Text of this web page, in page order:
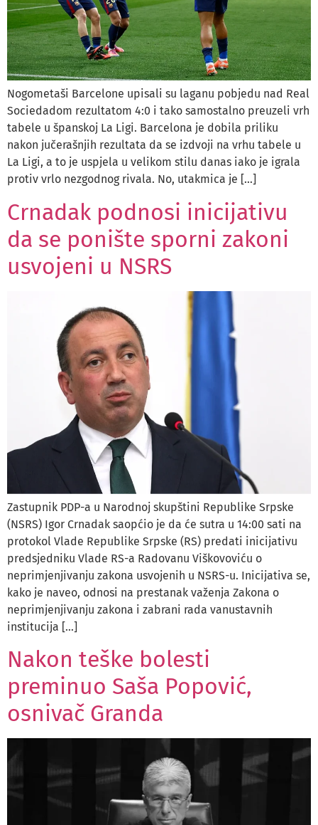
Nogometaši Barcelone upisali su laganu pobjedu nad Real
Sociedadom rezultatom 4:0 i tako samostalno preuzeli vrh
tabele u španskoj La Ligi. Barcelona je dobila priliku
nakon jučerašnjih rezultata da se izdvoji na vrhu tabele u
La Ligi, a to je uspjela u velikom stilu danas iako je igrala
protiv vrlo nezgodnog rivala. No, utakmica je […]
Crnadak podnosi inicijativu
da se ponište sporni zakoni
usvojeni u NSRS
Zastupnik PDP-a u Narodnoj skupštini Republike Srpske
(NSRS) Igor Crnadak saopćio je da će sutra u 14:00 sati na
protokol Vlade Republike Srpske (RS) predati inicijativu
predsjedniku Vlade RS-a Radovanu Viškovoviću o
neprimjenjivanju zakona usvojenih u NSRS-u. Inicijativa se,
kako je naveo, odnosi na prestanak važenja Zakona o
neprimjenjivanju zakona i zabrani rada vanustavnih
institucija […]
Nakon teške bolesti
preminuo Saša Popović,
osnivač Granda